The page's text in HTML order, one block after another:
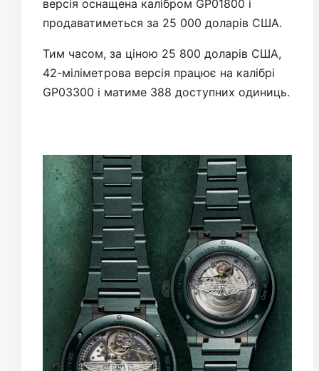
версія оснащена калібром GP01800 і
продаватиметься за 25 000 доларів США.
Тим часом, за ціною 25 800 доларів США,
42-міліметрова версія працює на калібрі
GP03300 і матиме 388 доступних одиниць.